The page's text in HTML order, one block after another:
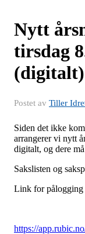
Nytt
tirsdag
(digitalt)
Postet av Tiller
Siden det ikke
arrangerer vi nytt
digitalt, og dere
Sakslisten og
Link for pålogging
https://